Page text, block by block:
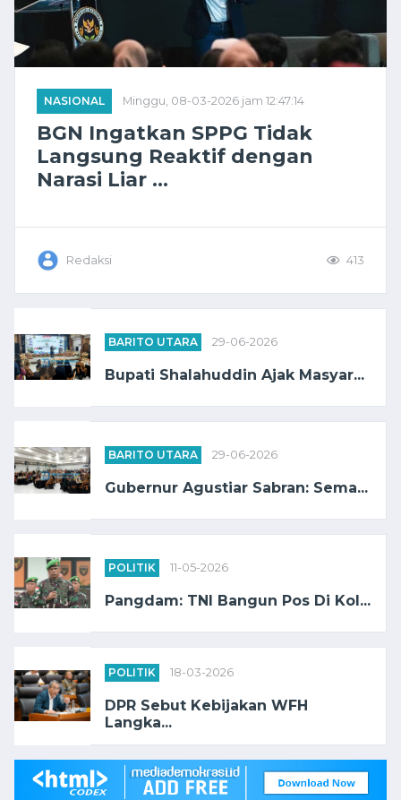
NASIONAL Minggu, 08-03-2026 jam 12:47:14
BGN Ingatkan SPPG Tidak
Langsung Reaktif dengan
Narasi Liar ...
Redaksi 413
BARITO UTARA 29-06-2026
Bupati Shalahuddin Ajak Masyar...
BARITO UTARA 29-06-2026
Gubernur Agustiar Sabran: Sema...
POLITIK 11-05-2026
Pangdam: TNI Bangun Pos Di Kol...
POLITIK 18-03-2026
DPR Sebut Kebijakan WFH
Langka...